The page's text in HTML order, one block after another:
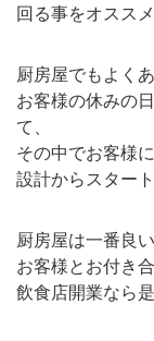
回る事をオススメ
厨房屋でもよく
お客様の休みの
て、
その中でお客様
設計からスター
厨房屋は一番良
お客様とお付き
飲食店開業なら